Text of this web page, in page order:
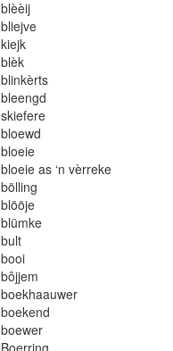
blèèij
bliejve
kiejk
blèk
blinkèrts
bleengd
skiefere
bloewd
bloeie
bloeie as ‘n vèrreke
bölling
blööje
blümke
bult
booi
bôjjem
boekhaauwer
boekend
boewer
Boerring